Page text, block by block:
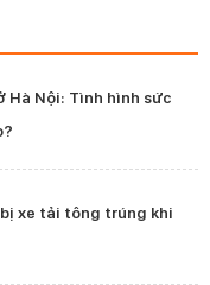
Hà Nội: Tình hình sức
xe tải tông trúng khi